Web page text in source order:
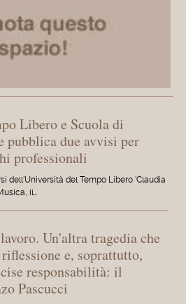
Libero e Scuola di
pubblica due avvisi per
professionali
dell'Università del Tempo Libero 'Claudia
il…
Un'altra tragedia che
e, soprattutto,
responsabilità: il
Pascucci